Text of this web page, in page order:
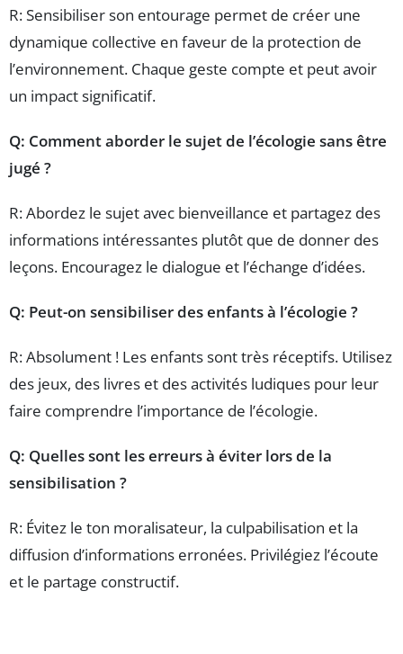
R: Sensibiliser son entourage permet de créer une
dynamique collective en faveur de la protection de
l’environnement. Chaque geste compte et peut avoir
un impact significatif.
Q: Comment aborder le sujet de l’écologie sans être
jugé ?
R: Abordez le sujet avec bienveillance et partagez des
informations intéressantes plutôt que de donner des
leçons. Encouragez le dialogue et l’échange d’idées.
Q: Peut-on sensibiliser des enfants à l’écologie ?
R: Absolument ! Les enfants sont très réceptifs. Utilisez
des jeux, des livres et des activités ludiques pour leur
faire comprendre l’importance de l’écologie.
Q: Quelles sont les erreurs à éviter lors de la
sensibilisation ?
R: Évitez le ton moralisateur, la culpabilisation et la
diffusion d’informations erronées. Privilégiez l’écoute
et le partage constructif.